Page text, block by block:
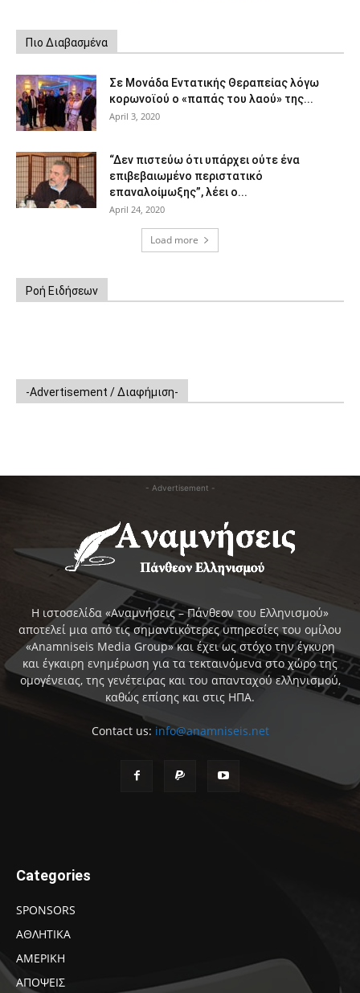
Πιο Διαβασμένα
Σε Μονάδα Εντατικής Θεραπείας λόγω
κορωνοϊού ο «παπάς του λαού» της...
April 3, 2020
“Δεν πιστεύω ότι υπάρχει ούτε ένα
επιβεβαιωμένο περιστατικό
επαναλοίμωξης”, λέει ο...
April 24, 2020
Load more
Ροή Ειδήσεων
-Advertisement / Διαφήμιση-
- Advertisement -
Η ιστοσελίδα «Αναμνήσεις – Πάνθεον του Ελληνισμού»
αποτελεί μια από τις σημαντικότερες υπηρεσίες του ομίλου
«Anamniseis Media Group» και έχει ως στόχο την έγκυρη
και έγκαιρη ενημέρωση για τα τεκταινόμενα στο χώρο της
ομογένειας, της γενέτειρας και του απανταχού ελληνισμού,
καθώς επίσης και στις ΗΠΑ.
Contact us: info@anamniseis.net
Categories
SPONSORS
ΑΘΛΗΤΙΚΑ
ΑΜΕΡΙΚΗ
ΑΠΟΨΕΙΣ